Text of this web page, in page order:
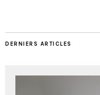
DERNIERS ARTICLES